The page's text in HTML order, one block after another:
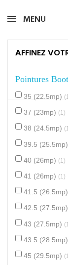
MENU
AFFINEZ
Pointures
35 (22.5mp)
37 (23mp) (1)
38 (24.5mp)
39.5 (25.5mp)
40 (26mp) (1)
41 (26mp) (1)
41.5 (26.5mp)
42.5 (27.5mp)
43 (27.5mp)
43.5 (28.5mp)
45 (29.5mp)